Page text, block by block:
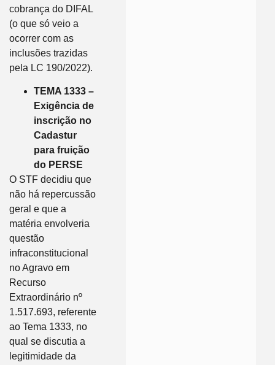
cobrança do DIFAL
(o que só veio a
ocorrer com as
inclusões trazidas
pela LC 190/2022).
TEMA 1333 –
Exigência de
inscrição no
Cadastur
para fruição
do PERSE
O STF decidiu que
não há repercussão
geral e que a
matéria envolveria
questão
infraconstitucional
no Agravo em
Recurso
Extraordinário nº
1.517.693, referente
ao Tema 1333, no
qual se discutia a
legitimidade da